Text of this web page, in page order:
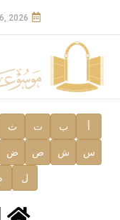
2026
أ ب ت ث
س ش ص ض
ل